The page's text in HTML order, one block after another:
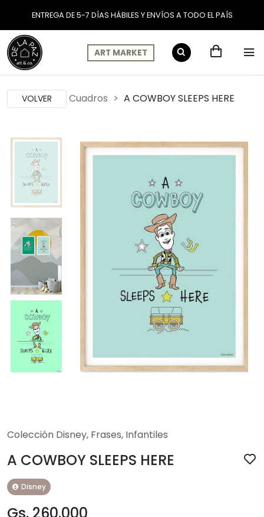
ENTREGA DE 5-7 DÍAS HÁBILES Y ENVÍOS A TODO EL PAÍS
ART MARKET
VOLVER Cuadros A COWBOY SLEEPS HERE
Colección Disney, Frases, Infantiles
A COWBOY SLEEPS HERE
Disney